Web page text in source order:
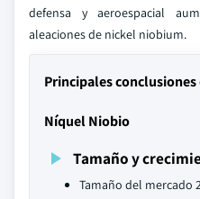
defensa y aeroespacial
aleaciones de nickel niobium.
Principales
Níquel Niobio
Tamaño y
Tamaño del mercado